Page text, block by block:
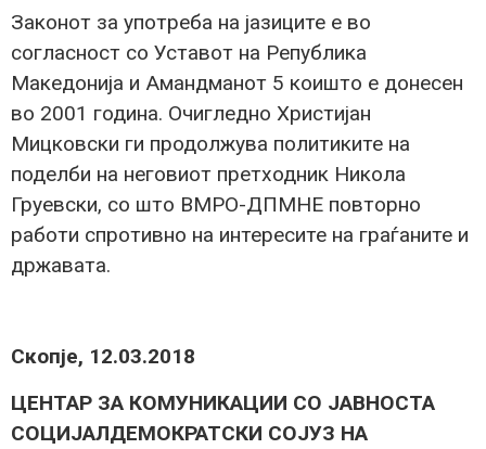
Законот за употреба на јазиците е во
согласност со Уставот на Република
Македонија и Амандманот 5 коишто е донесен
во 2001 година. Очигледно Христијан
Мицковски ги продолжува политиките на
поделби на неговиот претходник Никола
Груевски, со што ВМРО-ДПМНЕ повторно
работи спротивно на интересите на граѓаните и
државата.
Скопје, 12.03.2018
ЦЕНТАР ЗА КОМУНИКАЦИИ СО ЈАВНОСТА
СОЦИЈАЛДЕМОКРАТСКИ СОЈУЗ НА